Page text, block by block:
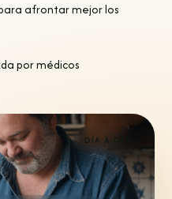
afrontar mejor los
por médicos
DÍA A DÍA